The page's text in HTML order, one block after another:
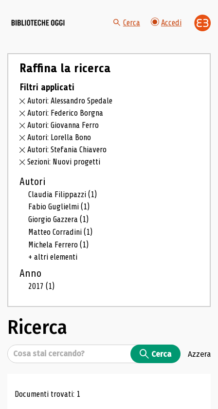
Cerca Accedi
Raffina la ricerca
Filtri applicati
Autori: Alessandro Spedale
Autori: Federico Borgna
Autori: Giovanna Ferro
Autori: Lorella Bono
Autori: Stefania Chiavero
Sezioni: Nuovi progetti
Autori
Claudia Filippazzi(1)
Fabio Guglielmi(1)
Giorgio Gazzera(1)
Matteo Corradini(1)
Michela Ferrero(1)
+ altri elementi
Anno
2017(1)
Ricerca
Cerca Cerca Azzera
Risultati di ricerca
Documenti trovati: 1